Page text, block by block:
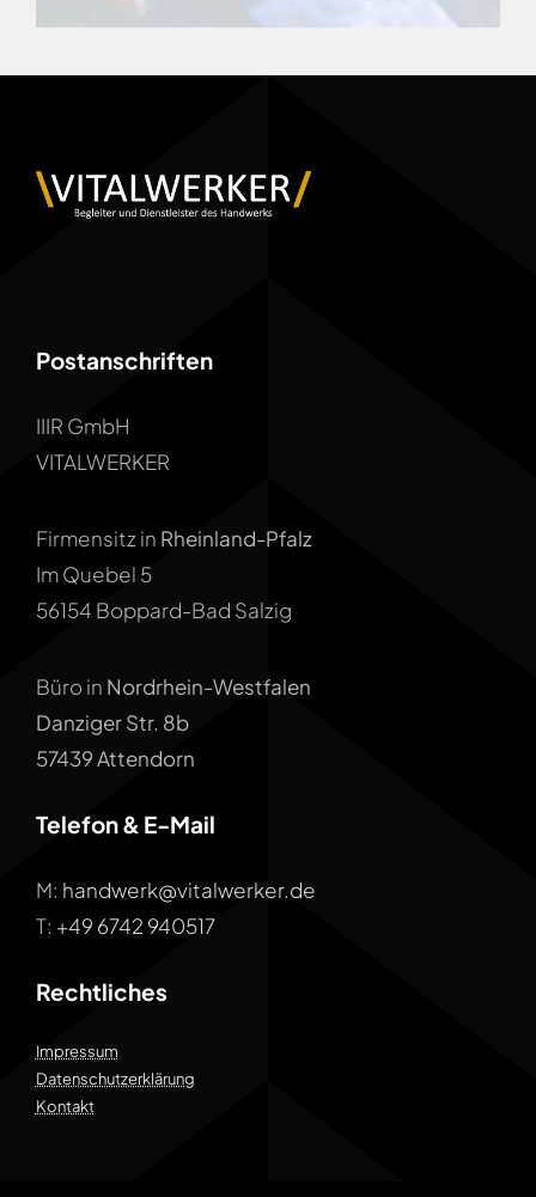
Postanschriften
IIIR GmbH
VITALWERKER
Firmensitz in Rheinland-Pfalz
Im Quebel 5
56154 Boppard-Bad Salzig
Büro in Nordrhein-Westfalen
Danziger Str. 8b
57439 Attendorn
Telefon & E-Mail
M: handwerk@vitalwerker.de
T: +49 6742 940517
Rechtliches
Impressum
Datenschutzerklärung
Kontakt